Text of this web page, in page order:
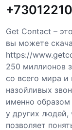
Get Contact –
вы можете
https://
250 миллионов
со всего мира и
назойливых
именно образом
у других людей,
позволяет